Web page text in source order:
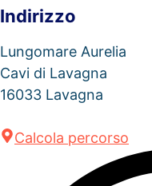
Indirizzo
Lungomare Aurelia
Cavi di Lavagna
16033 Lavagna
Calcola percorso